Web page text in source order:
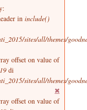
in include()
sites/all/themes/
offset on value of
19di
sites/all/themes/
offset on value of